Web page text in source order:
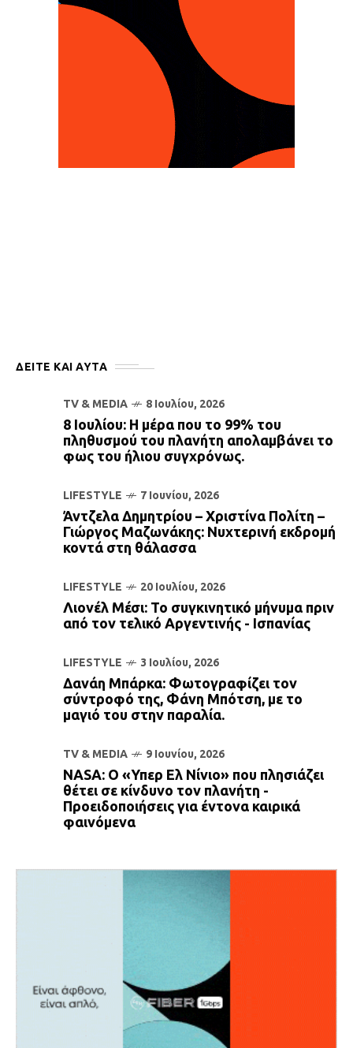
ΔΕΙΤΕ ΚΑΙ ΑΥΤΆ
TV & MEDIA 8 Ιουλίου, 2026
8 Ιουλίου: Η μέρα που το 99% του
πληθυσμού του πλανήτη απολαμβάνει το
φως του ήλιου συγχρόνως.
LIFESTYLE 7 Ιουνίου, 2026
Άντζελα Δημητρίου – Χριστίνα Πολίτη –
Γιώργος Μαζωνάκης: Νυχτερινή εκδρομή
κοντά στη θάλασσα
LIFESTYLE 20 Ιουλίου, 2026
Λιονέλ Μέσι: Το συγκινητικό μήνυμα πριν
από τον τελικό Αργεντινής - Ισπανίας
LIFESTYLE 3 Ιουλίου, 2026
Δανάη Μπάρκα: Φωτογραφίζει τον
σύντροφό της, Φάνη Μπότση, με το
μαγιό του στην παραλία.
TV & MEDIA 9 Ιουνίου, 2026
NASA: Ο «Υπερ Ελ Νίνιο» που πλησιάζει
θέτει σε κίνδυνο τον πλανήτη -
Προειδοποιήσεις για έντονα καιρικά
φαινόμενα